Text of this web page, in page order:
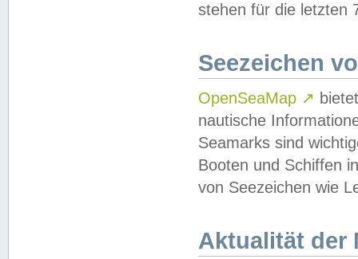
stehen für die letzten
Seezeichen
OpenSeaMap ↗
nautische
Seamarks sind
Booten und Schiffen
von Seezeichen wie
Aktualität der